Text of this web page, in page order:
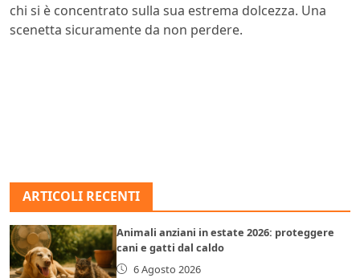
chi si è concentrato sulla sua estrema dolcezza. Una
scenetta sicuramente da non perdere.
ARTICOLI RECENTI
Animali anziani in estate 2026: proteggere
cani e gatti dal caldo
6 Agosto 2026